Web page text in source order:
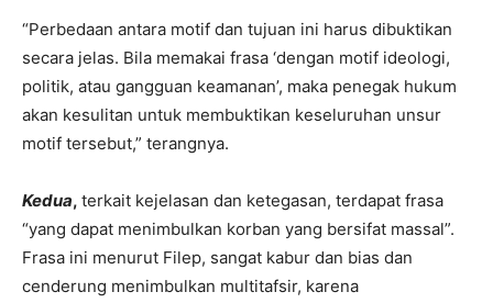
“Perbedaan antara motif dan tujuan ini harus dibuktikan
secara jelas. Bila memakai frasa ‘dengan motif ideologi,
politik, atau gangguan keamanan’, maka penegak hukum
akan kesulitan untuk membuktikan keseluruhan unsur
motif tersebut,” terangnya.
Kedua, terkait kejelasan dan ketegasan, terdapat frasa
“yang dapat menimbulkan korban yang bersifat massal”.
Frasa ini menurut Filep, sangat kabur dan bias dan
cenderung menimbulkan multitafsir, karena